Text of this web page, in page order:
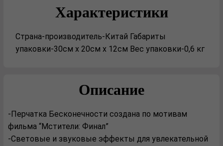
Характеристики
Страна-производитель-Китай Габариты
упаковки-30см x 20см x 12см Вес упаковки-0,6 кг
Описание
-Перчатка Бесконечности создана по мотивам
фильма “Мстители: Финал”
-Световые и звуковые эффекты для увлекательной